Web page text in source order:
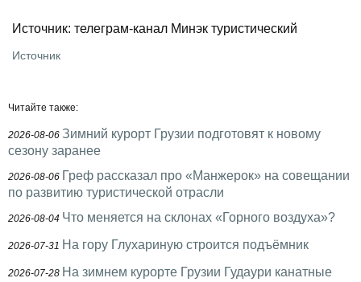
Источник: телеграм-канал Минэк туристический
Источник
Читайте также:
2026-08-06 Зимний курорт Грузии подготовят к новому
сезону заранее
2026-08-06 Греф рассказал про «Манжерок» на совещании
по развитию туристической отрасли
2026-08-04 Что меняется на склонах «Горного воздуха»?
2026-07-31 На гору Глухариную строится подъёмник
2026-07-28 На зимнем курорте Грузии Гудаури канатные